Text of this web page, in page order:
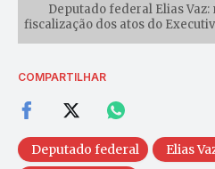
Deputado federal Elias
fiscalização dos atos do
COMPARTILHAR
Deputado federal Elias